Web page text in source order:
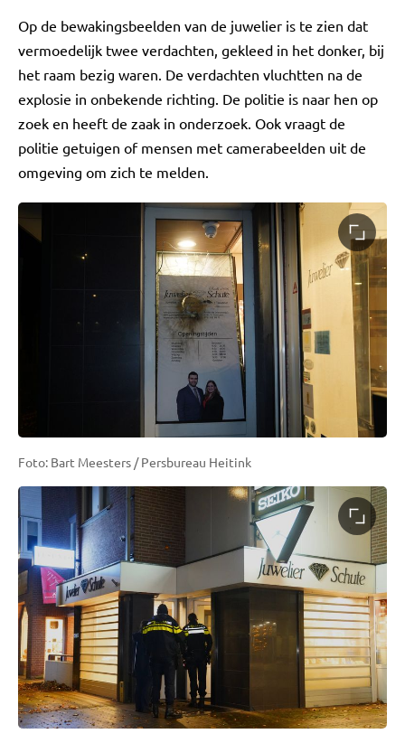
Op de bewakingsbeelden van de juwelier is te zien dat
vermoedelijk twee verdachten, gekleed in het donker, bij
het raam bezig waren. De verdachten vluchtten na de
explosie in onbekende richting. De politie is naar hen op
zoek en heeft de zaak in onderzoek. Ook vraagt de
politie getuigen of mensen met camerabeelden uit de
omgeving om zich te melden.
Foto: Bart Meesters / Persbureau Heitink